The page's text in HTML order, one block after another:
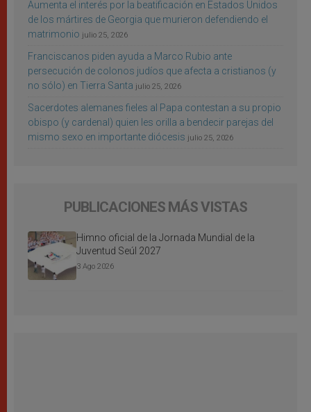
Aumenta el interés por la beatificación en Estados Unidos
de los mártires de Georgia que murieron defendiendo el
matrimonio julio 25, 2026
Franciscanos piden ayuda a Marco Rubio ante
persecución de colonos judíos que afecta a cristianos (y
no sólo) en Tierra Santa julio 25, 2026
Sacerdotes alemanes fieles al Papa contestan a su propio
obispo (y cardenal) quien les orilla a bendecir parejas del
mismo sexo en importante diócesis julio 25, 2026
PUBLICACIONES MÁS VISTAS
Himno oficial de la Jornada Mundial de la
Juventud Seúl 2027
3 Ago 2026